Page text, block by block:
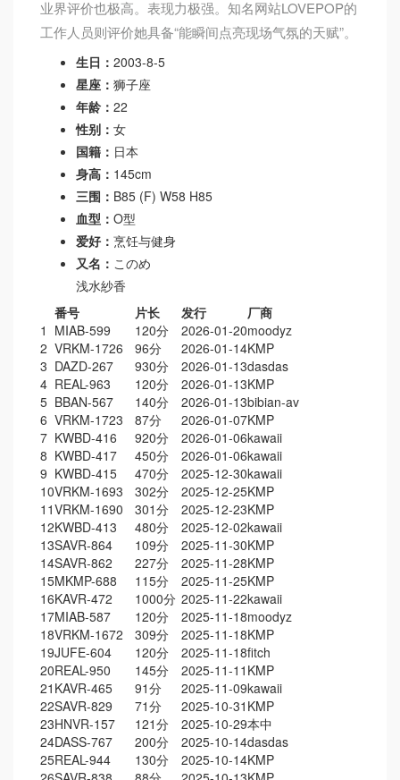
业界评价也极高。表现力极强。知名网站LOVEPOP的
工作人员则评价她具备“能瞬间点亮现场气氛的天赋”。
生日： 2003-8-5
星座： 狮子座
年龄： 22
性别： 女
国籍： 日本
身高： 145cm
三围： B85 (F) W58 H85
血型： O型
爱好： 烹饪与健身
又名： このめ
浅水紗香
番号
片长 发行
厂商
1 MIAB-599 120分 2026-01-20moodyz
2 VRKM-1726 96分 2026-01-14KMP
3 DAZD-267 930分 2026-01-13dasdas
4 REAL-963 120分 2026-01-13KMP
5 BBAN-567 140分 2026-01-13bibian-av
6 VRKM-1723 87分 2026-01-07KMP
7 KWBD-416 920分 2026-01-06kawaii
8 KWBD-417 450分 2026-01-06kawaii
9 KWBD-415 470分 2025-12-30kawaii
10VRKM-1693 302分 2025-12-25KMP
11VRKM-1690 301分 2025-12-23KMP
12KWBD-413 480分 2025-12-02kawaii
13SAVR-864 109分 2025-11-30KMP
14SAVR-862 227分 2025-11-28KMP
15MKMP-688 115分 2025-11-25KMP
16KAVR-472 1000分 2025-11-22kawaii
17MIAB-587 120分 2025-11-18moodyz
18VRKM-1672 309分 2025-11-18KMP
19JUFE-604 120分 2025-11-18fitch
20REAL-950 145分 2025-11-11 KMP
21 KAVR-465 91分 2025-11-09kawaii
22SAVR-829 71分 2025-10-31 KMP
23HNVR-157 121分 2025-10-29本中
24DASS-767 200分 2025-10-14dasdas
25REAL-944 130分 2025-10-14KMP